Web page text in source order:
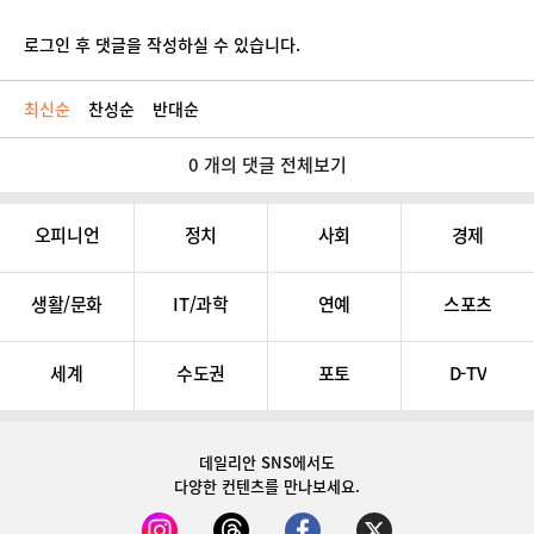
로그인 후 댓글을 작성하실 수 있습니다.
최신순 찬성순 반대순
0 개의 댓글 전체보기
오피니언 정치 사회 경제
생활/문화 IT/과학 연예 스포츠
세계 수도권 포토 D-TV
데일리안 SNS에서도
다양한 컨텐츠를 만나보세요.